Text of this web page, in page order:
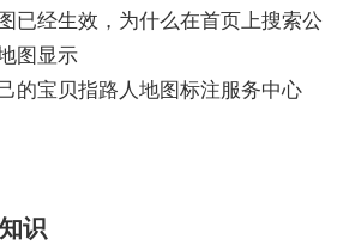
已经生效，为什么在首页上搜索公
图显示
的宝贝指路人地图标注服务中心
识